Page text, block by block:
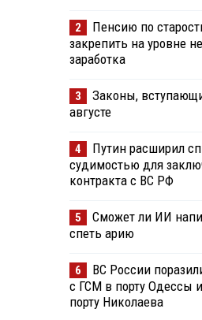
2
Пенсию по
закрепить на уровне
заработка
3
Законы,
августе
4
Путин расширил
судимостью для
контракта с ВС РФ
5
Сможет ли ИИ
спеть арию
6
ВС России
с ГСМ в порту Одессы
порту Николаева